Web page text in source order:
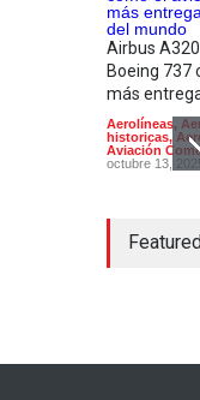
Airbus
Boeing 737
más
Aerolíneas,
historicas,
Aviación
octubre 13, 2025
sostenible